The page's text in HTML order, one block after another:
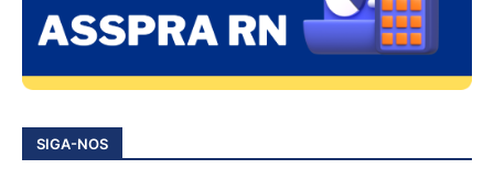
SIGA-NOS